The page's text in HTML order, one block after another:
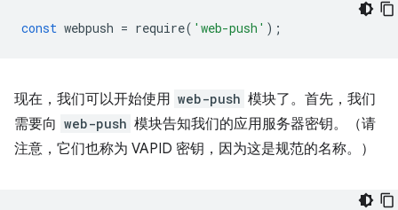
const webpush = require( 'web-push' );
现在，我们可以开始使用 web-push 模块了。首先，我们
需要向 web-push 模块告知我们的应用服务器密钥。（请
注意，它们也称为 VAPID 密钥，因为这是规范的名称。）